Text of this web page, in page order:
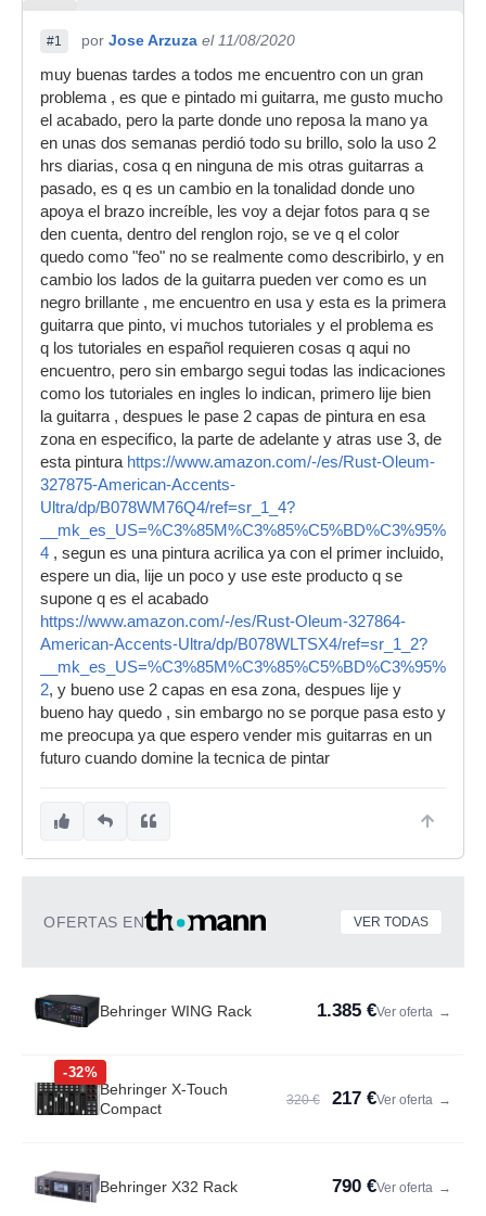
#1 por Jose Arzuza el 11/08/2020
muy buenas tardes a todos me encuentro con un gran
problema , es que e pintado mi guitarra, me gusto mucho
el acabado, pero la parte donde uno reposa la mano ya
en unas dos semanas perdió todo su brillo, solo la uso 2
hrs diarias, cosa q en ninguna de mis otras guitarras a
pasado, es q es un cambio en la tonalidad donde uno
apoya el brazo increíble, les voy a dejar fotos para q se
den cuenta, dentro del renglon rojo, se ve q el color
quedo como "feo" no se realmente como describirlo, y en
cambio los lados de la guitarra pueden ver como es un
negro brillante , me encuentro en usa y esta es la primera
guitarra que pinto, vi muchos tutoriales y el problema es
q los tutoriales en español requieren cosas q aqui no
encuentro, pero sin embargo segui todas las indicaciones
como los tutoriales en ingles lo indican, primero lije bien
la guitarra , despues le pase 2 capas de pintura en esa
zona en especifico, la parte de adelante y atras use 3, de
esta pintura https://www.amazon.com/-/es/Rust-Oleum-
327875-American-Accents-
Ultra/dp/B078WM76Q4/ref=sr_1_4?
4 , segun es una pintura acrilica ya con el primer incluido,
espere un dia, lije un poco y use este producto q se
supone q es el acabado
https://www.amazon.com/-/es/Rust-Oleum-327864-
American-Accents-Ultra/dp/B078WLTSX4/ref=sr_1_2?
2, y bueno use 2 capas en esa zona, despues lije y
bueno hay quedo , sin embargo no se porque pasa esto y
me preocupa ya que espero vender mis guitarras en un
futuro cuando domine la tecnica de pintar
OFERTAS EN VER TODAS
Behringer WING Rack 1.385 €Ver oferta →
-32%
Behringer X-Touch
Compact
320 € 217 €Ver oferta →
Behringer X32 Rack 790 €Ver oferta →